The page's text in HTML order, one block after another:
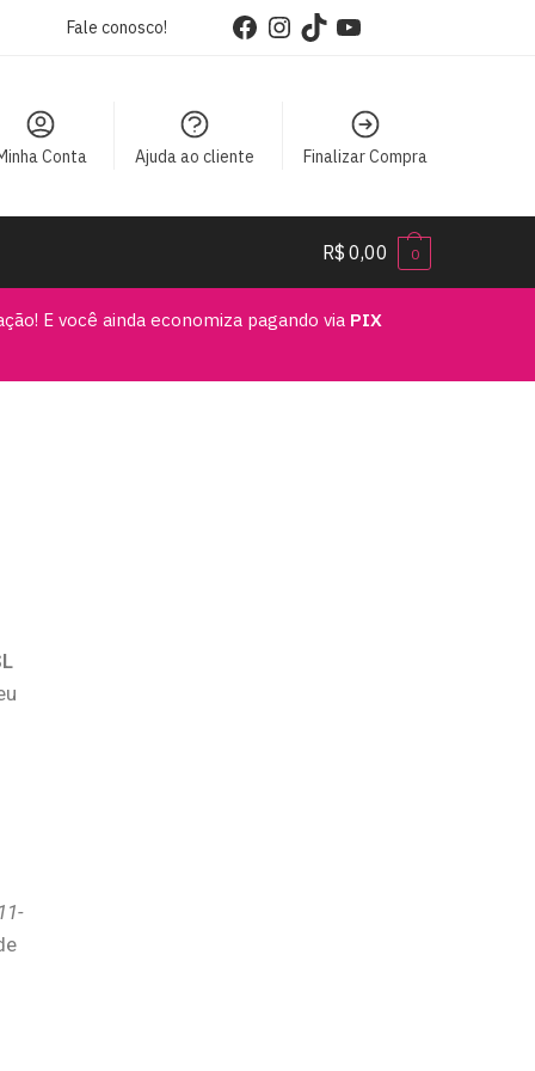
Fale conosco!
Conta Ajuda ao cliente Finalizar Compra
R$ 0,00 0
E você ainda economiza pagando via PIX